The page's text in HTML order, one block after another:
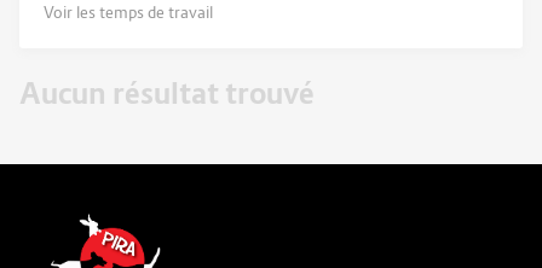
Voir les temps de travail
Aucun résultat trouvé